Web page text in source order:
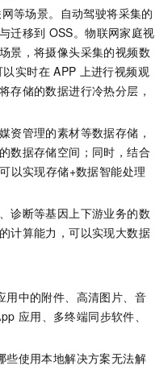
等场景。自动驾驶将采集的
迁移到 OSS。物联网家庭视
景，将摄像头采集的视频数
以实时在 APP 上进行视频观
存储的数据进行冷热分层，
资管理的素材等数据存储，
数据存储空间；同时，结合
以实现存储+数据智能处理
诊断等基因上下游业务的数
计算能力，可以实现大数据
用中的附件、高清图片、音
应用、多终端同步软件、
些使用本地解决方案无法解